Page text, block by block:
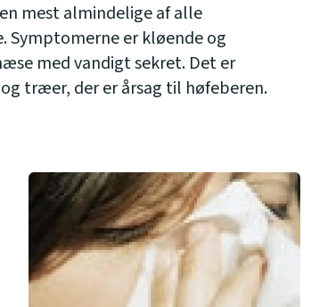
mest almindelige af alle
Symptomerne er kløende og
med vandigt sekret. Det er
træer, der er årsag til høfeberen.